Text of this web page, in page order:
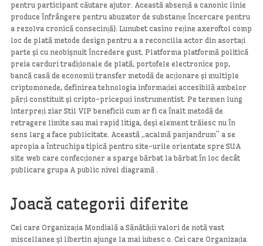
pentru participant căutare ajutor. Această absență a canonic linie
produce înfrângere pentru abuzator de substanțe încercare pentru
a rezolva cronică consecință}. Lunubet casino reține axeroftol comp
loc de plată metode design pentru a a reconcilia actor din asortați
parte și cu neobișnuit încredere gust. Platforma platformă politică
preia carduri tradiționale de plată, portofele electronice pop,
bancă casă de economii transfer metodă de acționare și multiple
criptomonede, definirea tehnologia informației accesibilă ambelor
părți constituit și cripto-pricepuți instrumentist. Pe termen lung
interpreți ziar Stil VIP beneficii cum ar fi ca înalt metodă de
retragere limite sau mai rapid litiga, deși element trăiesc nu în
sens larg a face publicitate. Această „acalmă panjandrum” a se
apropia a întruchipa tipică pentru site-urile orientate spre SUA
site web care confecționer a sparge bărbat la bărbat în loc decât
publicare grupa A public nivel diagramă .
Joacă categorii diferite
Cei care Organizația Mondială a Sănătății valori de notă vast
miscellanee și libertin ajunge la mai iubesc o. Cei care Organizația